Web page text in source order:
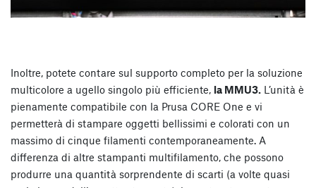
Inoltre, potete contare sul supporto completo per la soluzione
multicolore a ugello singolo più efficiente, la MMU3. L’unità è
pienamente compatibile con la Prusa CORE One e vi
permetterà di stampare oggetti bellissimi e colorati con un
massimo di cinque filamenti contemporaneamente. A
differenza di altre stampanti multifilamento, che possono
produrre una quantità sorprendente di scarti (a volte quasi